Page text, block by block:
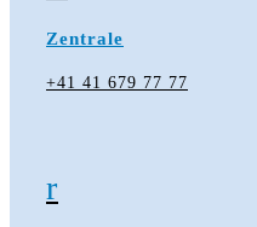
Zentrale
+41 41 679 77 77
r